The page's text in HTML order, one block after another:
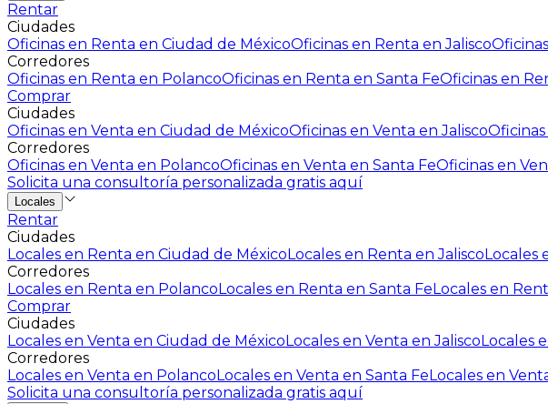
Rentar
Ciudades
Oficinas en Renta en Ciudad de MéxicoOficinas en Renta en Jalisco
Corredores
Oficinas en Renta en PolancoOficinas en Renta en Santa FeOficinas en
Comprar
Ciudades
Oficinas en Venta en Ciudad de MéxicoOficinas en Venta en Jalisco
Corredores
Oficinas en Venta en PolancoOficinas en Venta en Santa FeOficinas en
Solicita una consultoría personalizada gratis aquí
Locales
Rentar
Ciudades
Locales en Renta en Ciudad de MéxicoLocales en Renta en JaliscoLocales
Corredores
Locales en Renta en PolancoLocales en Renta en Santa FeLocales en
Comprar
Ciudades
Locales en Venta en Ciudad de MéxicoLocales en Venta en JaliscoLocales
Corredores
Locales en Venta en PolancoLocales en Venta en Santa FeLocales en
Solicita una consultoría personalizada gratis aquí